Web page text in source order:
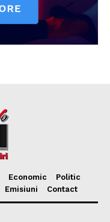
Economic
Politic
Emisiuni Contact